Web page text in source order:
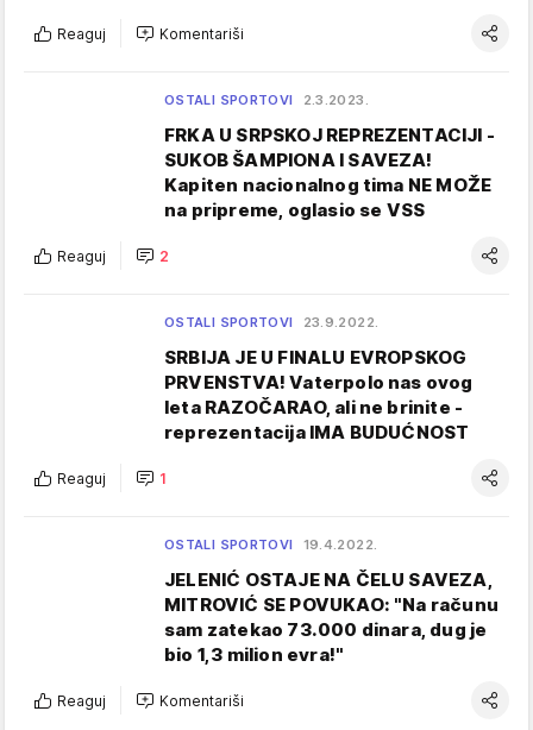
Reaguj Komentariši
OSTALI SPORTOVI 2.3.2023.
FRKA U SRPSKOJ REPREZENTACIJI -
SUKOB ŠAMPIONA I SAVEZA!
Kapiten nacionalnog tima NE MOŽE
na pripreme, oglasio se VSS
Reaguj 2
OSTALI SPORTOVI 23.9.2022.
SRBIJA JE U FINALU EVROPSKOG
PRVENSTVA! Vaterpolo nas ovog
leta RAZOČARAO, ali ne brinite -
reprezentacija IMA BUDUĆNOST
Reaguj 1
OSTALI SPORTOVI 19.4.2022.
JELENIĆ OSTAJE NA ČELU SAVEZA,
MITROVIĆ SE POVUKAO: "Na računu
sam zatekao 73.000 dinara, dug je
bio 1,3 milion evra!"
Reaguj Komentariši